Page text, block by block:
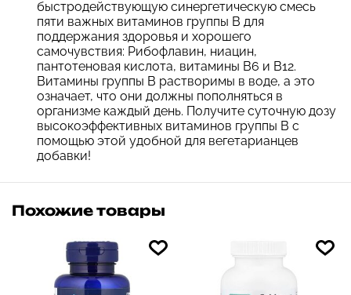
быстродействующую синергетическую смесь
пяти важных витаминов группы B для
поддержания здоровья и хорошего
самочувствия: Рибофлавин, ниацин,
пантотеновая кислота, витамины B6 и B12.
Витамины группы B растворимы в воде, а это
означает, что они должны пополняться в
организме каждый день. Получите суточную дозу
высокоэффективных витаминов группы B с
помощью этой удобной для вегетарианцев
добавки!
Похожие товары